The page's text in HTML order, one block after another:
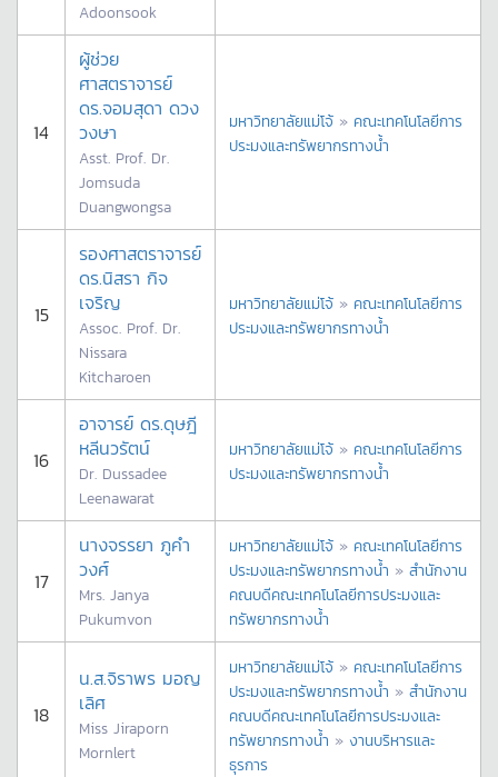
Adoonsook
14
ผู้ช่วย
ศาสตราจารย์
ดร.จอมสุดา ดวง
วงษา
Asst. Prof. Dr.
Jomsuda
Duangwongsa
มหาวิทยาลัยแม่โจ้ » คณะเทคโนโลยีการ
ประมงและทรัพยากรทางน้ำ
15
รองศาสตราจารย์
ดร.นิสรา กิจ
เจริญ
Assoc. Prof. Dr.
Nissara
Kitcharoen
มหาวิทยาลัยแม่โจ้ » คณะเทคโนโลยีการ
ประมงและทรัพยากรทางน้ำ
16
อาจารย์ ดร.ดุษฎี
หลีนวรัตน์
Dr. Dussadee
Leenawarat
มหาวิทยาลัยแม่โจ้ » คณะเทคโนโลยีการ
ประมงและทรัพยากรทางน้ำ
17
นางจรรยา ภูคำ
วงศ์
Mrs. Janya
Pukumvon
มหาวิทยาลัยแม่โจ้ » คณะเทคโนโลยีการ
ประมงและทรัพยากรทางน้ำ » สำนักงาน
คณบดีคณะเทคโนโลยีการประมงและ
ทรัพยากรทางน้ำ
18
น.ส.จิราพร มอญ
เลิศ
Miss Jiraporn
Mornlert
มหาวิทยาลัยแม่โจ้ » คณะเทคโนโลยีการ
ประมงและทรัพยากรทางน้ำ » สำนักงาน
คณบดีคณะเทคโนโลยีการประมงและ
ทรัพยากรทางน้ำ » งานบริหารและ
ธุรการ